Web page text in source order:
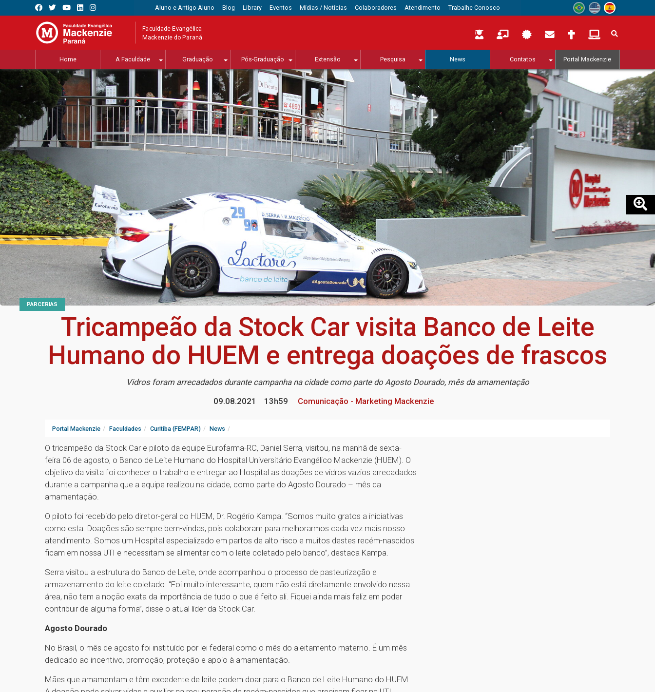
Aluno e Antigo Aluno Blog Library Eventos Mídias / Notícias Colaboradores Atendimento Trabalhe Conosco
Faculdade Evangélica
Mackenzie do Paraná
Home A Faculdade Graduação Pós-Graduação Extensão Pesquisa News Contatos Portal Mackenzie
PARCERIAS
Tricampeão da Stock Car visita Banco de Leite
Humano do HUEM e entrega doações de frascos
Vidros foram arrecadados durante campanha na cidade como parte do Agosto Dourado, mês da amamentação
09.08.2021
13h59 Comunicação - Marketing Mackenzie
Portal Mackenzie Faculdades Curitiba (FEMPAR) News
O tricampeão da Stock Car e piloto da equipe Eurofarma-RC, Daniel Serra, visitou, na manhã de sexta-
feira 06 de agosto, o Banco de Leite Humano do Hospital Universitário Evangélico Mackenzie (HUEM). O
objetivo da visita foi conhecer o trabalho e entregar ao Hospital as doações de vidros vazios arrecadados
durante a campanha que a equipe realizou na cidade, como parte do Agosto Dourado – mês da
amamentação.
O piloto foi recebido pelo diretor-geral do HUEM, Dr. Rogério Kampa. “Somos muito gratos a iniciativas
como esta. Doações são sempre bem-vindas, pois colaboram para melhorarmos cada vez mais nosso
atendimento. Somos um Hospital especializado em partos de alto risco e muitos destes recém-nascidos
ficam em nossa UTI e necessitam se alimentar com o leite coletado pelo banco”, destaca Kampa.
Serra visitou a estrutura do Banco de Leite, onde acompanhou o processo de pasteurização e
armazenamento do leite coletado. “Foi muito interessante, quem não está diretamente envolvido nessa
área, não tem a noção exata da importância de tudo o que é feito ali. Fiquei ainda mais feliz em poder
contribuir de alguma forma”, disse o atual líder da Stock Car.
Agosto Dourado
No Brasil, o mês de agosto foi instituído por lei federal como o mês do aleitamento materno. É um mês
dedicado ao incentivo, promoção, proteção e apoio à amamentação.
Mães que amamentam e têm excedente de leite podem doar para o Banco de Leite Humano do HUEM.